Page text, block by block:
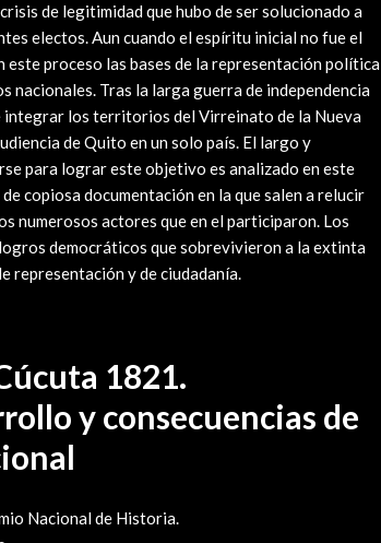
de legitimidad que hubo de ser solucionado a
electos. Aun cuando el espíritu inicial no fue el
este proceso las bases de la representación política
nacionales. Tras la larga guerra de independencia
integrar los territorios del Virreinato de la Nueva
de Quito en un solo país. El largo y
para lograr este objetivo es analizado en este
copiosa documentación en la que salen a relucir
numerosos actores que en el participaron. Los
democráticos que sobrevivieron a la extinta
representación y de ciudadanía.
1821.
y consecuencias de
Nacional de Historia.